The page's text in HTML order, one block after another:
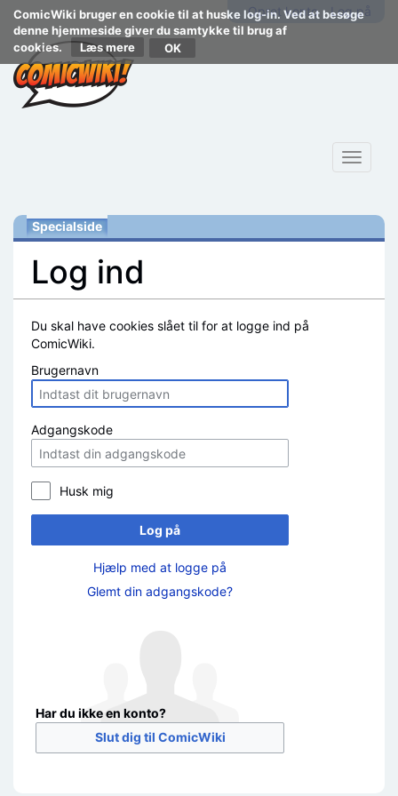
ComicWiki bruger en cookie til at huske log-in. Ved at besøge
denne hjemmeside giver du samtykke til brug af
cookies.
Læs mere
Opret konto Log på
Toggle
Specialside
Log ind
Du skal have cookies slået til for at logge ind på
ComicWiki.
Brugernavn
Adgangskode
Husk mig
Log på
Hjælp med at logge på
Glemt din adgangskode?
Har du ikke en konto?
Slut dig til ComicWiki